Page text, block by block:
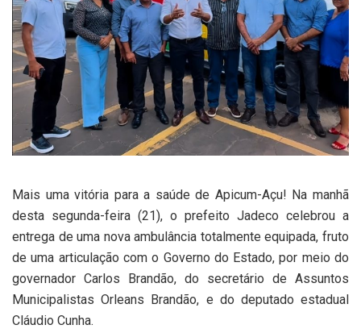
Mais uma vitória para a saúde de Apicum-Açu! Na manhã
desta segunda-feira (21), o prefeito Jadeco celebrou a
entrega de uma nova ambulância totalmente equipada, fruto
de uma articulação com o Governo do Estado, por meio do
governador Carlos Brandão, do secretário de Assuntos
Municipalistas Orleans Brandão, e do deputado estadual
Cláudio Cunha.